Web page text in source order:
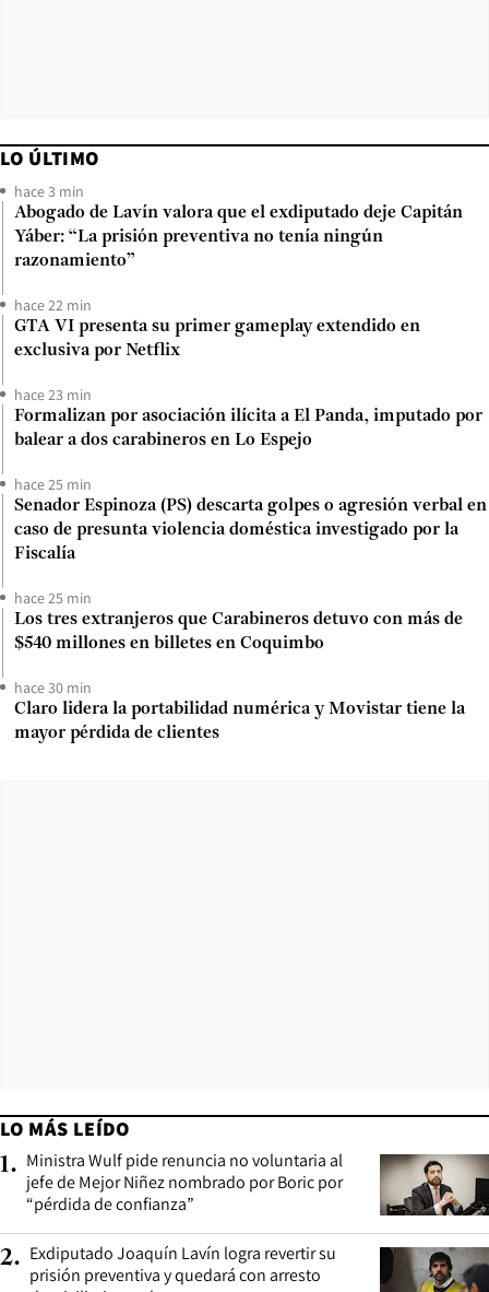
LO ÚLTIMO
hace 3 min
Abogado de Lavín valora que el exdiputado deje Capitán
Yáber: “La prisión preventiva no tenía ningún
razonamiento”
hace 22 min
GTA VI presenta su primer gameplay extendido en
exclusiva por Netflix
hace 23 min
Formalizan por asociación ilícita a El Panda, imputado por
balear a dos carabineros en Lo Espejo
hace 25 min
Senador Espinoza (PS) descarta golpes o agresión verbal en
caso de presunta violencia doméstica investigado por la
Fiscalía
hace 25 min
Los tres extranjeros que Carabineros detuvo con más de
$540 millones en billetes en Coquimbo
hace 30 min
Claro lidera la portabilidad numérica y Movistar tiene la
mayor pérdida de clientes
LO MÁS LEÍDO
1. Ministra Wulf pide renuncia no voluntaria al
jefe de Mejor Niñez nombrado por Boric por
“pérdida de confianza”
2. Exdiputado Joaquín Lavín logra revertir su
prisión preventiva y quedará con arresto